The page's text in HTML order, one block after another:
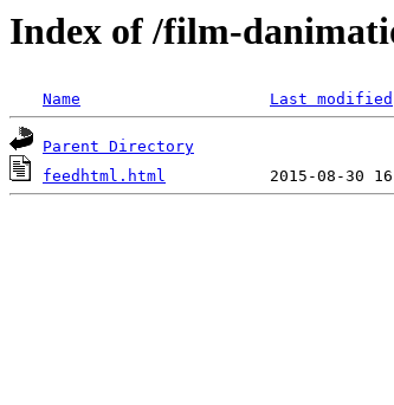
Index of /film-
Name Last modified
Parent Directory
feedhtml.html